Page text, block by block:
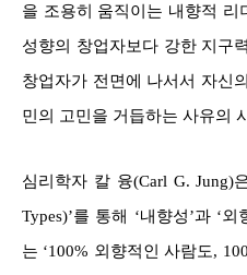
을 조용히 움직이는 내향적 리
성향의 창업자보다 강한 지구
창업자가 전면에 나서서 자신
민의 고민을 거듭하는 사유의
심리학자 칼 융(Carl G. Jung)
Types)’를 통해 ‘내향성’과 ‘
는 ‘100% 외향적인 사람도,